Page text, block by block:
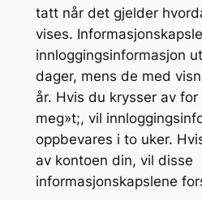
tatt når det gjelder
vises.
innloggingsinformasjon
dager, mens de med
år. Hvis du krysser av
meg»t;, vil
oppbevares i to uker.
av kontoen din, vil disse
informasjonskapslene